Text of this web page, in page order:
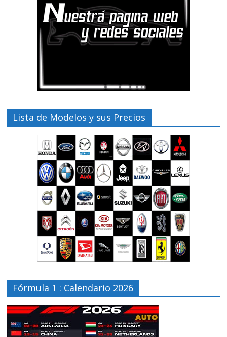
Lista de Modelos y sus Precios
Fórmula 1 : Calendario 2026